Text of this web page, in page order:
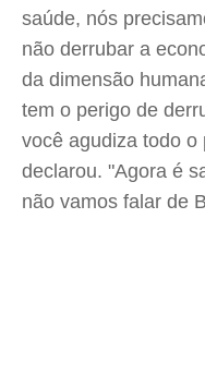
saúde, nós
não derrubar a
da dimensão
tem o perigo de
você agudiza todo o
declarou. "Agora é
não vamos falar de